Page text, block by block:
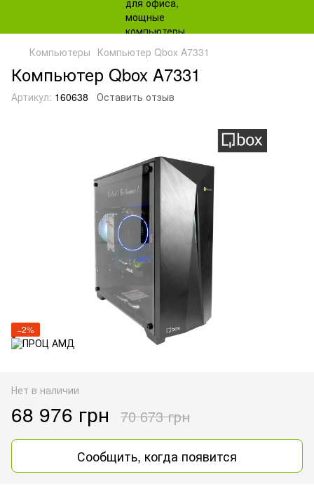
Компьютеры Компьютер Qbox A7331
Компьютер Qbox A7331
Артикул: 160638 Оставить отзыв
−2%
Нет в наличии
68 976 грн 70 673 грн
Сообщить, когда появится